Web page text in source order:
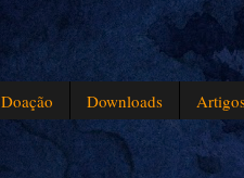
Doação Downloads